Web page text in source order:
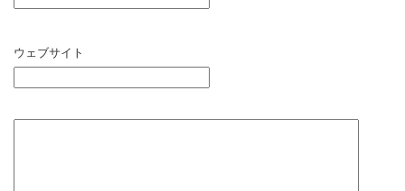
ウェブサイト